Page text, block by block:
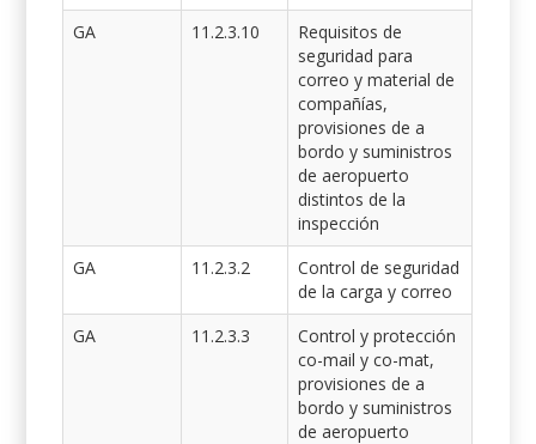
GA
11.2.3.10
Requisitos de
seguridad para
correo y material de
compañías,
provisiones de a
bordo y suministros
de aeropuerto
distintos de la
inspección
GA
11.2.3.2
Control de seguridad
de la carga y correo
GA
11.2.3.3
Control y protección
co-mail y co-mat,
provisiones de a
bordo y suministros
de aeropuerto